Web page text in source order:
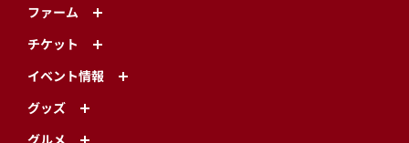
ファーム
チケット
イベント情報
グッズ